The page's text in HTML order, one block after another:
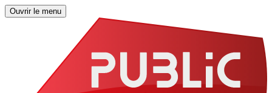
Ouvrir le menu